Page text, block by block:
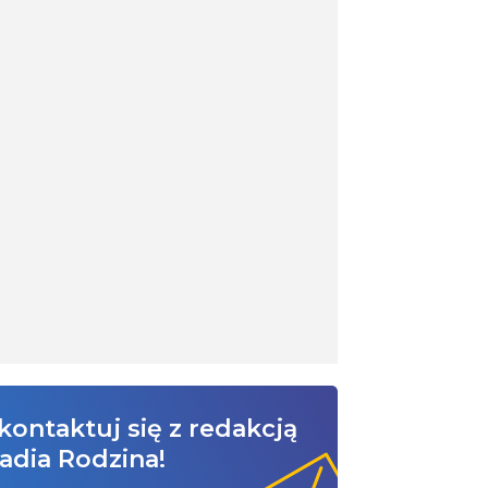
się z redakcją
Rodzina!